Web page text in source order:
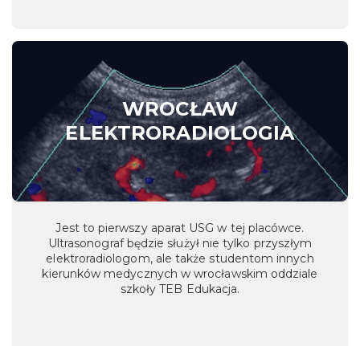
WROCŁAW
ELEKTRORADIOLOGIA
Jest to pierwszy aparat USG w tej placówce.
Ultrasonograf będzie służył nie tylko przyszłym
elektroradiologom, ale także studentom innych
kierunków medycznych w wrocławskim oddziale
szkoły TEB Edukacja.